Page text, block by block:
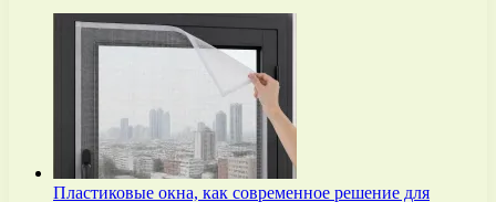
Пластиковые окна, как современное решение для